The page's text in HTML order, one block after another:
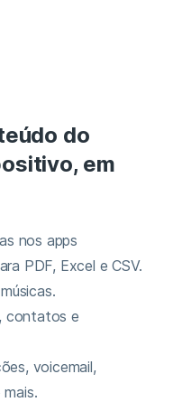
do
em
nos apps
PDF, Excel e CSV.
contatos e
voicemail,